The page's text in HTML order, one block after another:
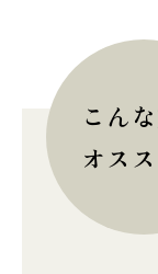
こん
オス